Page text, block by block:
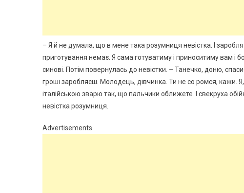
– Я й не думала, що в мене така розумниця невістка. І
приготування немає. Я сама готуватиму і приноситиму вам і
синові. Потім повернулась до невістки. – Танечко, доню,
гроші заробляєш. Молодець, дівчинка. Ти не со ромся, кажи.
італійською зварю так, що пальчики оближете. І свекруха
невістка розумниця.
Advertisements